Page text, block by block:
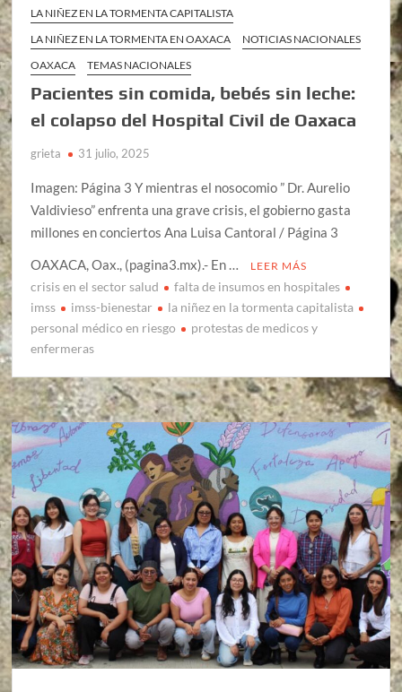
LA NIÑEZ EN LA TORMENTA CAPITALISTA
LA NIÑEZ EN LA TORMENTA EN OAXACA
NOTICIAS NACIONALES
OAXACA
TEMAS NACIONALES
Pacientes sin comida, bebés sin leche:
el colapso del Hospital Civil de Oaxaca
grieta 31 julio, 2025
Imagen: Página 3 Y mientras el nosocomio ” Dr. Aurelio
Valdivieso” enfrenta una grave crisis, el gobierno gasta
millones en conciertos Ana Luisa Cantoral / Página 3
OAXACA, Oax., (pagina3.mx).- En …
LEER MÁS
crisis en el sector salud
falta de insumos en hospitales
imss
imss-bienestar
la niñez en la tormenta capitalista
personal médico en riesgo
protestas de medicos y
enfermeras